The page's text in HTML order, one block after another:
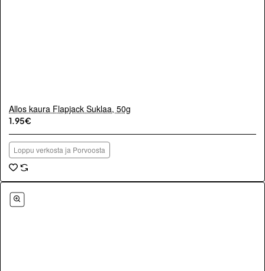
Allos kaura Flapjack Suklaa, 50g
1.95€
Loppu verkosta ja Porvoosta